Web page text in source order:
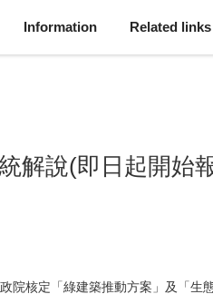
Information Related links
解說(即日起開始
院核定「綠建築推動方案」及「生